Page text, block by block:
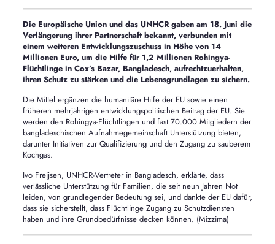
Die Europäische Union und das UNHCR gaben am 18. Juni die
Verlängerung ihrer Partnerschaft bekannt, verbunden mit
einem weiteren Entwicklungszuschuss in Höhe von 14
Millionen Euro, um die Hilfe für 1,2 Millionen Rohingya-
Flüchtlinge in Cox’s Bazar, Bangladesch, aufrechtzuerhalten,
ihren Schutz zu stärken und die Lebensgrundlagen zu sichern.
Die Mittel ergänzen die humanitäre Hilfe der EU sowie einen
früheren mehrjährigen entwicklungspolitischen Beitrag der EU. Sie
werden den Rohingya-Flüchtlingen und fast 70.000 Mitgliedern der
bangladeschischen Aufnahmegemeinschaft Unterstützung bieten,
darunter Initiativen zur Qualifizierung und den Zugang zu sauberem
Kochgas.
Ivo Freijsen, UNHCR-Vertreter in Bangladesch, erklärte, dass
verlässliche Unterstützung für Familien, die seit neun Jahren Not
leiden, von grundlegender Bedeutung sei, und dankte der EU dafür,
dass sie sicherstellt, dass Flüchtlinge Zugang zu Schutzdiensten
haben und ihre Grundbedürfnisse decken können. (Mizzima)